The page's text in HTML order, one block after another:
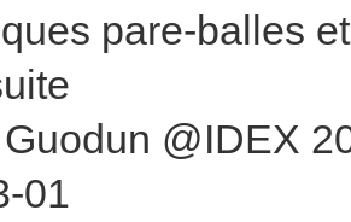
pare-balles
@IDEX
01